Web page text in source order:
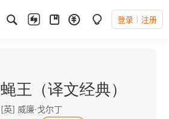
登录 注册
蝇王（译文经典）
[英] 威廉·戈尔丁